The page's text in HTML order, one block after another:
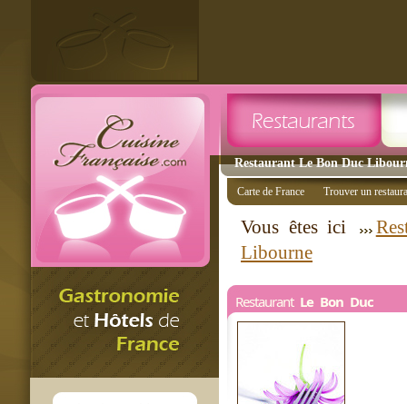
Restaurant Le Bon Duc
Carte de France Trouver un
Vous êtes ici
Libourne
Restaurant Le Bon Duc